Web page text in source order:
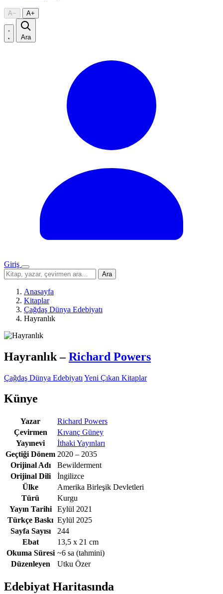
A− A+
Ara
Giriş
Menü
Sitede
ara
Ara
Anasayfa
Kitaplar
Çağdaş Dünya Edebiyatı
Hayranlık
Hayranlık–Richard Powers
Çağdaş Dünya Edebiyatı Yeni Çıkan Kitaplar
Künye
Yazar
Richard Powers
Çevirmen
Kıvanç Güney
Yayınevi
İthaki Yayınları
Geçtiği Dönem 2020 – 2035
Orijinal Adı
Bewilderment
Orijinal Dili
İngilizce
Ülke
Amerika Birleşik Devletleri
Türü
Kurgu
Yayın Tarihi
Eylül 2021
Türkçe Baskı Eylül 2025
Sayfa Sayısı
244
Ebat
13,5 x 21 cm
Okuma Süresi ~6 sa (tahmini)
Düzenleyen
Utku Özer
Edebiyat Haritasında